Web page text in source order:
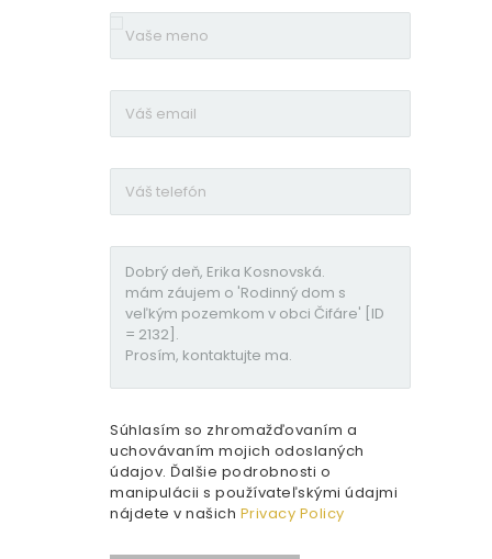
Súhlasím so zhromažďovaním a
uchovávaním mojich odoslaných
údajov. Ďalšie podrobnosti o
manipulácii s používateľskými údajmi
nájdete v našich Privacy Policy